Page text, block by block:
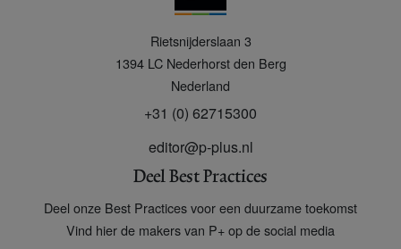
Rietsnijderslaan 3
1394 LC Nederhorst den Berg
Nederland
+31 (0) 62715300
editor@p-plus.nl
Deel Best Practices
Deel onze Best Practices voor een duurzame toekomst
Vind hier de makers van P+ op de social media